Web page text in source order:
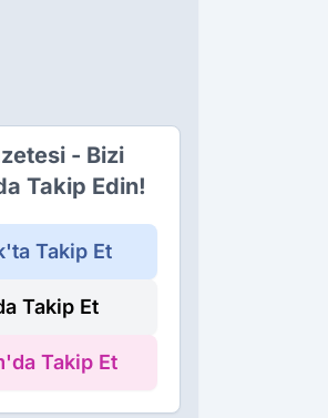
- Bizi
Takip Edin!
Takip Et
Takip Et
Takip Et